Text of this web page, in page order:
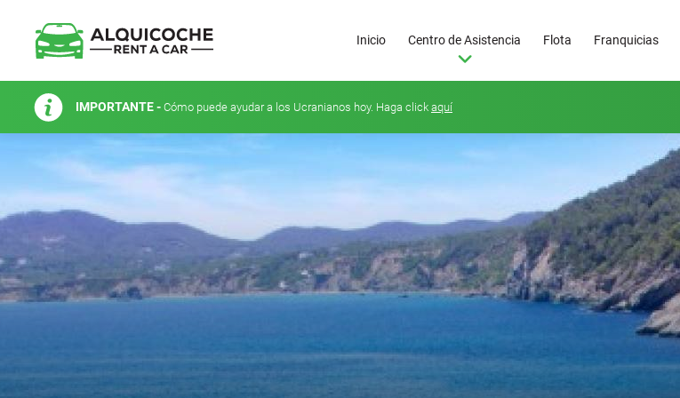
Inicio Centro de Asistencia Flota Franquicias
IMPORTANTE - Cómo puede ayudar a los Ucranianos hoy. Haga click aquí